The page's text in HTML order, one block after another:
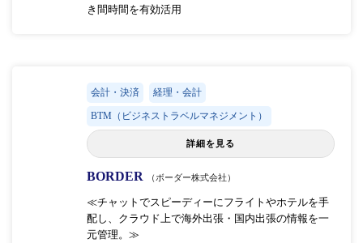
き間時間を有効活用
会計・決済 経理・会計
BTM（ビジネストラベルマネジメント）
詳細を見る
BORDER （ボーダー株式会社）
≪チャットでスピーディーにフライトやホテルを手
配し、クラウド上で海外出張・国内出張の情報を一
元管理。≫